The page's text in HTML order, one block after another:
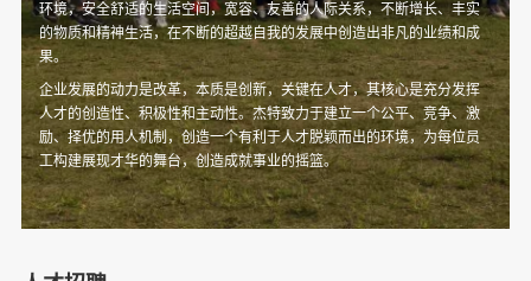
环境，安全舒适的生活空间，宽容、友善的人际关系，不断增长、丰实
的物质和精神生活，在不断的超越自我的发展中创造出非凡的业绩和成
果。
企业发展的动力是改革，本质是创新，关键在人才，其核心是充分发挥
人才的创造性、积极性和主动性。杰特致力于建立一个公平、竞争、激
励、择优的用人机制，创造一个有利于人才脱颖而出的环境，为每位员
工构建展现才华的舞台，创造成就事业的摇篮。